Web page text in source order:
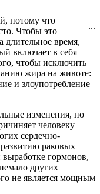
...
потому что
Чтобы это
длительное время,
включает в себя
чтобы исключить
жира на животе:
и злоупотребление
изменения, но
человеку
сердечно-
развитию раковых
выработке гормонов,
других
не является мощным